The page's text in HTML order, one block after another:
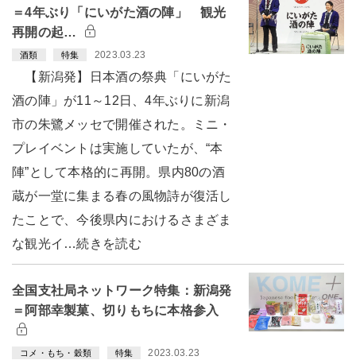
＝4年ぶり「にいがた酒の陣」 観光
再開の起…
酒類 特集 2023.03.23
【新潟発】日本酒の祭典「にいがた
酒の陣」が11～12日、4年ぶりに新潟
市の朱鷺メッセで開催された。ミニ・
プレイベントは実施していたが、“本
陣”として本格的に再開。県内80の酒
蔵が一堂に集まる春の風物詩が復活し
たことで、今後県内におけるさまざま
な観光イ…続きを読む
全国支社局ネットワーク特集：新潟発
＝阿部幸製菓、切りもちに本格参入
コメ・もち・穀類 特集 2023.03.23